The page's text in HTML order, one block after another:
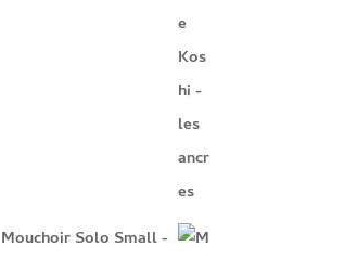
Mouchoir Solo Small -